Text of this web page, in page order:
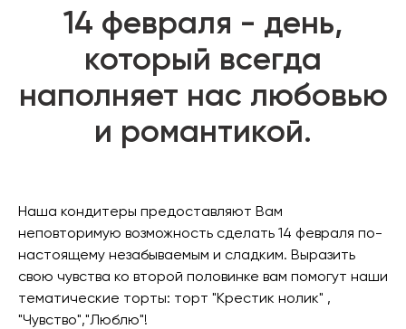
14 февраля - день,
который всегда
наполняет нас любовью
и романтикой.
Наша кондитеры предоставляют Вам
неповторимую возможность сделать 14 февраля по-
настоящему незабываемым и сладким. Выразить
свою чувства ко второй половинке вам помогут наши
тематические торты: торт "Крестик нолик" ,
"Чувство","Люблю"!